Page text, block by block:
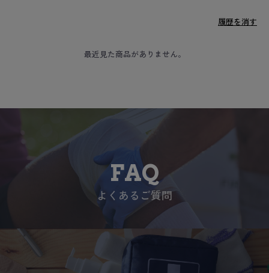
履歴を消す
最近見た商品がありません。
FAQ
よくあるご質問